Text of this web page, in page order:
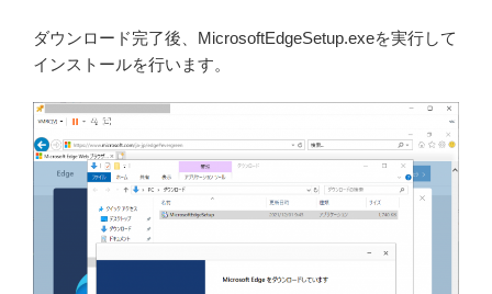
ダウンロード完了後、MicrosoftEdgeSetup.exeを実行して
インストールを行います。